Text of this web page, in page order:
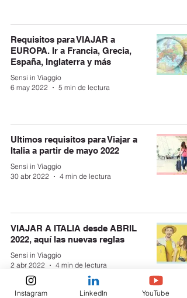
Requisitos para VIAJAR a
EUROPA. Ir a Francia, Grecia,
España, Inglaterra y más
Sensi in Viaggio
6 may 2022
5 min de lectura
Ultimos requisitos para Viajar a
Italia a partir de mayo 2022
Sensi in Viaggio
30 abr 2022
4 min de lectura
VIAJAR A ITALIA desde ABRIL
2022, aquí las nuevas reglas
Sensi in Viaggio
2 abr 2022
4 min de lectura
Instagram LinkedIn YouTube